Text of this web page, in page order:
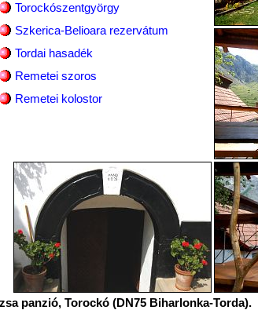
Torockószentgyörgy
Szkerica-Belioara rezervátum
Tordai hasadék
Remetei szoros
Remetei kolostor
panzió, Torockó (DN75 Biharlonka-Torda).